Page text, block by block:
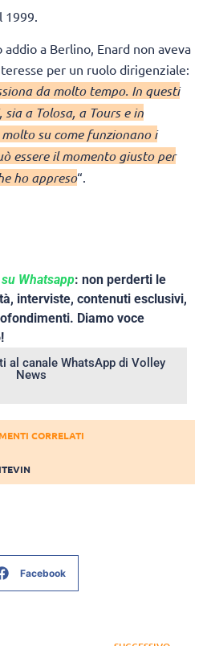
1999.
a Berlino, Enard non aveva
per un ruolo dirigenziale:
da molto tempo. In questi
a Tolosa, a Tours e in
su come funzionano i
essere il momento giusto per
ho appreso“.
Whatsapp: non perderti le
interviste, contenuti esclusivi,
Diamo voce
al canale WhatsApp di Volley
News
CORRELATI
Facebook